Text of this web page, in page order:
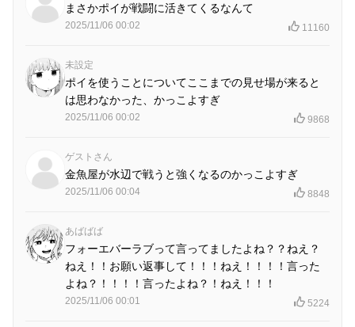
まさかポイが戦闘に活きてくるなんて
2025/11/06 00:02 11160
未設定
ポイを使うことについてここまでの見せ場が来ると
は思わなかった、かっこよすぎ
2025/11/06 00:02 9868
ゲストさん
金魚屋が水辺で戦うと強くなるのかっこよすぎ
2025/11/06 00:04 8848
あばばば
フォーエバーラブって言ってましたよね？？ねえ？
ねえ！！お願い返事して！！！ねえ！！！！言った
よね？！！！！言ったよね？！ねえ！！！
2025/11/06 00:01 5224